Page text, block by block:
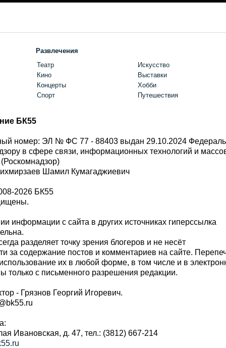
Развлечения
Театр
Кино
Концерты
Спорт
Искусство
Выставки
Хобби
Путешествия
БК55
номер: ЭЛ № ФС 77 - 88403 выдан 29.10.2024
в сфере связи, информационных технологий и
Шамил Кумагаджиевич
2026 БК55
информации с сайта в других источниках гиперссылка
разделяет точку зрения блогеров и не несёт
за содержание постов и комментариев на сайте.
их в любой форме, в том числе и в
с письменного разрешения редакции.
- Грязнов Георгий Игоревич.
Ивановская, д. 47, тел.: (3812) 667-214